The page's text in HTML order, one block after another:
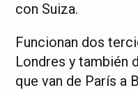
con Suiza.
Funcionan dos
Londres y también
que van de París a